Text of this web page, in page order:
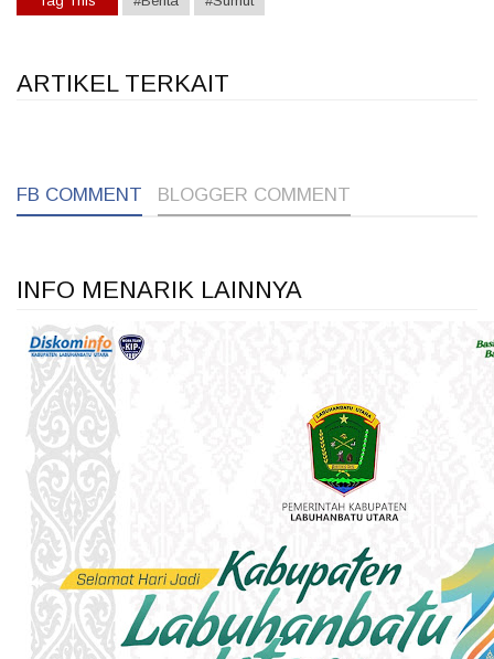
ARTIKEL TERKAIT
FB COMMENT BLOGGER COMMENT
INFO MENARIK LAINNYA